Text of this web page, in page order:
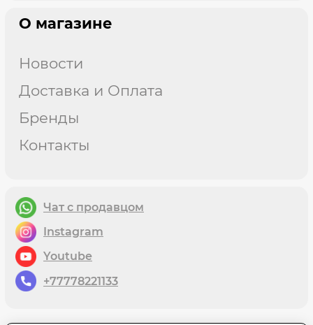
О магазине
Новости
Доставка и Оплата
Бренды
Контакты
Чат с продавцом
instagram
youtube
+77778221133